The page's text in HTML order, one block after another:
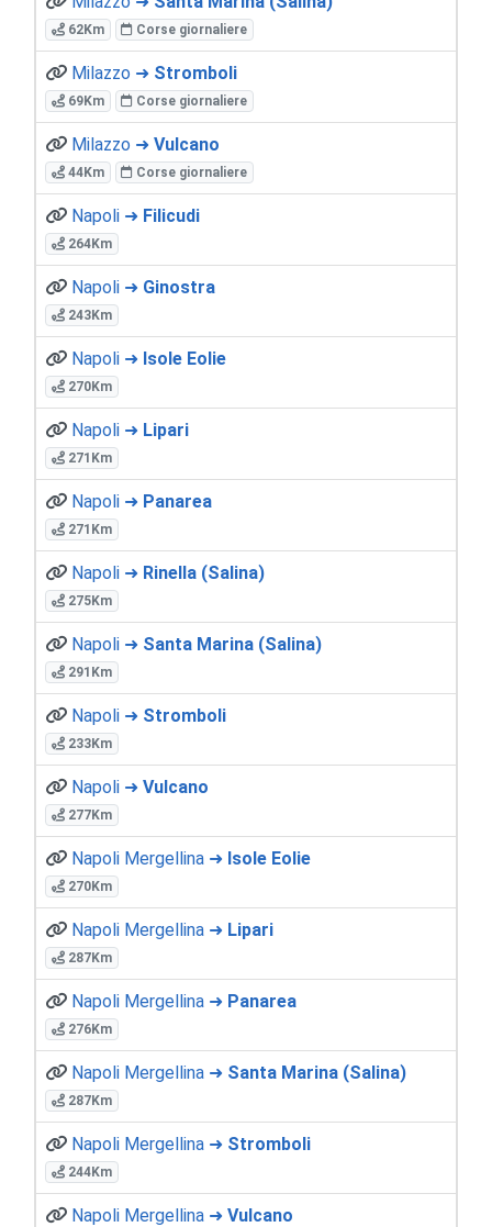
62Km Corse giornaliere
Milazzo ➜ Stromboli
69Km Corse giornaliere
Milazzo ➜ Vulcano
44Km Corse giornaliere
Napoli ➜ Filicudi
264Km
Napoli ➜ Ginostra
243Km
Napoli ➜ Isole Eolie
270Km
Napoli ➜ Lipari
271Km
Napoli ➜ Panarea
271Km
Napoli ➜ Rinella (Salina)
275Km
Napoli ➜ Santa Marina (Salina)
291Km
Napoli ➜ Stromboli
233Km
Napoli ➜ Vulcano
277Km
Napoli Mergellina ➜ Isole Eolie
270Km
Napoli Mergellina ➜ Lipari
287Km
Napoli Mergellina ➜ Panarea
276Km
Napoli Mergellina ➜ Santa Marina (Salina)
287Km
Napoli Mergellina ➜ Stromboli
244Km
Napoli Mergellina ➜ Vulcano